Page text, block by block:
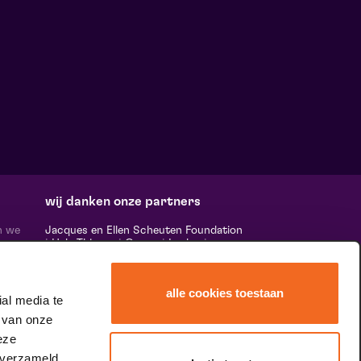
media te
onze
alle cookies toestaan
we
de
wij danken onze partners
Jacques en Ellen Scheuten Foundation
|Hela Thissen|Canon|Leolux|
Vostermans Companies|Unica